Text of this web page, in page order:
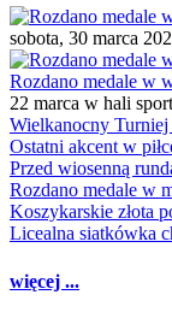
sobota, 30 marca
Rozdano medale w
22 marca w hali
Wielkanocny Turniej
Ostatni akcent w
Przed wiosenną
Rozdano medale w
Koszykarskie złota
Licealna siatkówka
więcej ...